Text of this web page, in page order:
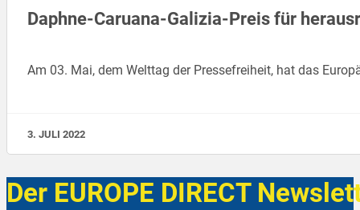
Daphne-Caruana-Galizia-Preis für
Am 03. Mai, dem Welttag der Pressefreiheit, hat das
3. JULI 2022
Der EUROPE DIRECT